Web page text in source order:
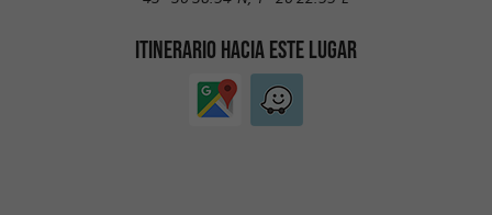
ITINERARIO HACIA ESTE LUGAR